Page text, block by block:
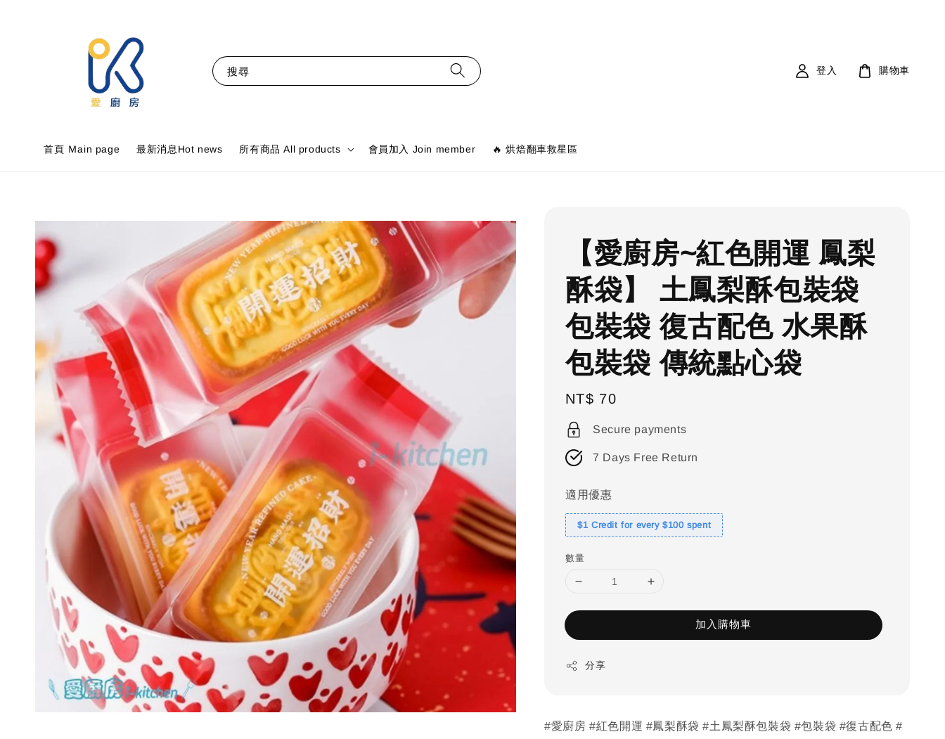
搜尋
首頁 Ｍain page 最新消息Hot news 所有商品 All products 會員加入 Join member 🔥 烘焙翻車救星區
登入 購物車
【愛廚房~紅色開運 鳳梨
酥袋】 土鳳梨酥包裝袋
包裝袋 復古配色 水果酥
包裝袋 傳統點心袋
Regular
price
NT$ 70
Secure payments
7 Days Free Return
適用優惠
$1 Credit for every $100 spent
數量
加入購物車
分享
#愛廚房 #紅色開運 #鳳梨酥袋 #土鳳梨酥包裝袋 #包裝袋 #復古配色 #